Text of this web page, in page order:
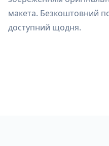
макета. Безкоштовний
доступний щодня.